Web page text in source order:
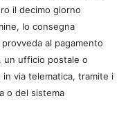
il decimo giorno
lo consegna
al pagamento
un ufficio postale o
in via telematica, tramite i
o del sistema